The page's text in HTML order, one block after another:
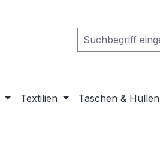
Textilien Taschen & Hüllen